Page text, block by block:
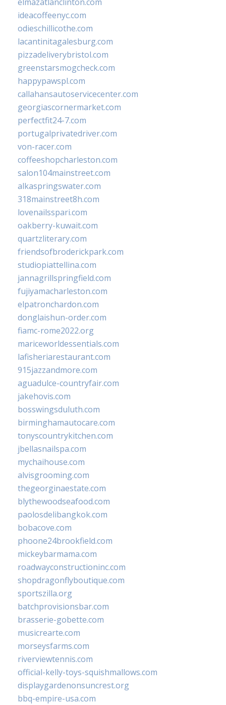
ideacoffeenyc.com
odieschillicothe.com
lacantinitagalesburg.com
pizzadeliverybristol.com
greenstarsmogcheck.com
happypawspl.com
callahansautoservicecenter.com
georgiascornermarket.com
perfectfit24-7.com
portugalprivatedriver.com
von-racer.com
coffeeshopcharleston.com
salon104mainstreet.com
alkaspringswater.com
318mainstreet8h.com
lovenailsspari.com
oakberry-kuwait.com
quartzliterary.com
friendsofbroderickpark.com
studiopiattellina.com
jannagrillspringfield.com
fujiyamacharleston.com
elpatronchardon.com
donglaishun-order.com
fiamc-rome2022.org
mariceworldessentials.com
lafisheriarestaurant.com
915jazzandmore.com
aguadulce-countryfair.com
jakehovis.com
bosswingsduluth.com
birminghamautocare.com
tonyscountrykitchen.com
jbellasnailspa.com
mychaihouse.com
alvisgrooming.com
thegeorginaestate.com
blythewoodseafood.com
paolosdelibangkok.com
bobacove.com
phoone24brookfield.com
mickeybarmama.com
roadwayconstructioninc.com
shopdragonflyboutique.com
sportszilla.org
batchprovisionsbar.com
brasserie-gobette.com
musicrearte.com
morseysfarms.com
riverviewtennis.com
official-kelly-toys-squishmallows.com
displaygardenonsuncrest.org
bbq-empire-usa.com